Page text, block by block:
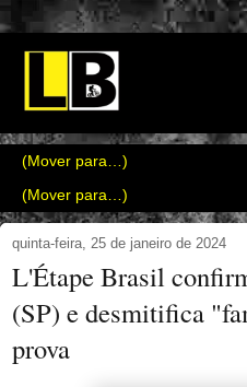
quinta-feira, 25 de janeiro de 2024
L'Étape Brasil
(SP) e desmitifica
prova